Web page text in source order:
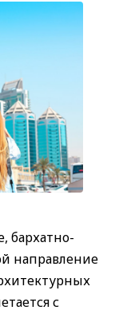
бархатно-
направление
с